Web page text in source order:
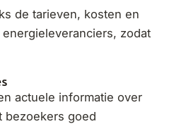
de tarieven, kosten en
zodat
actuele informatie over
bezoekers goed